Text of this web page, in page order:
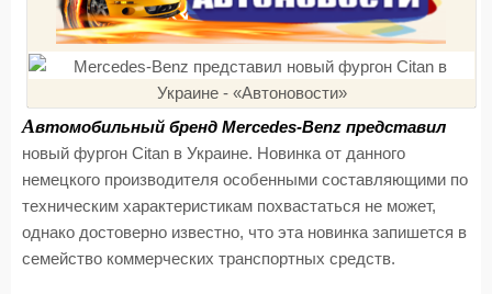
Автомобильный бренд Mercedes-Benz представил
новый фургон Citan в Украине. Новинка от данного
немецкого производителя особенными составляющими по
техническим характеристикам похвастаться не может,
однако достоверно известно, что эта новинка запишется в
семейство коммерческих транспортных средств.